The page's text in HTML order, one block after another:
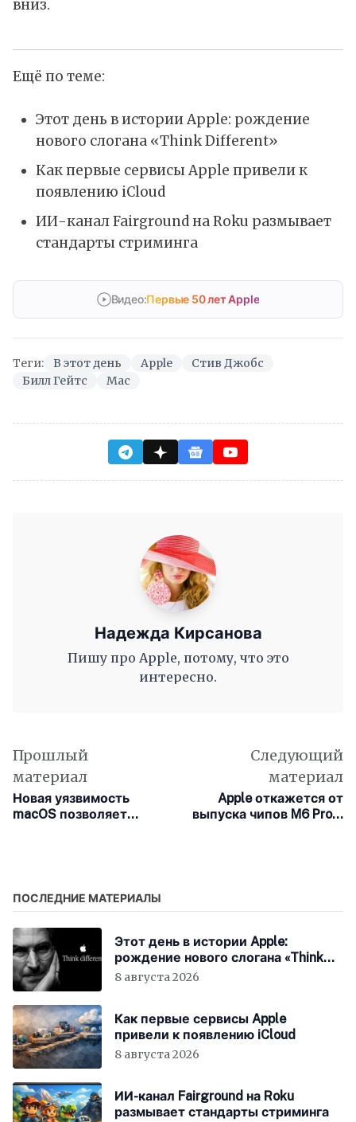
вниз.
Ещё по теме:
Этот день в истории Apple: рождение
нового слогана «Think Different»
Как первые сервисы Apple привели к
появлению iCloud
ИИ-канал Fairground на Roku размывает
стандарты стриминга
Видео:Первые 50 лет Apple
Теги: В этот день Apple
Стив Джобс
Билл Гейтс
Mac
Надежда Кирсанова
Пишу про Apple, потому, что это
интересно.
Прошлый
материал
Новая уязвимость
macOS позволяет
Следующий
материал
Apple откажется от
выпуска чипов M6 Pro и
ПОСЛЕДНИЕ МАТЕРИАЛЫ
Этот день в истории Apple:
рождение нового слогана «Think
Different»
8 августа 2026
Как первые сервисы Apple
привели к появлению iCloud
8 августа 2026
ИИ-канал Fairground на Roku
размывает стандарты стриминга